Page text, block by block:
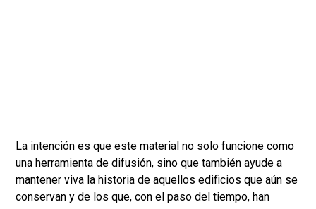
La intención es que este material no solo funcione como
una herramienta de difusión, sino que también ayude a
mantener viva la historia de aquellos edificios que aún se
conservan y de los que, con el paso del tiempo, han